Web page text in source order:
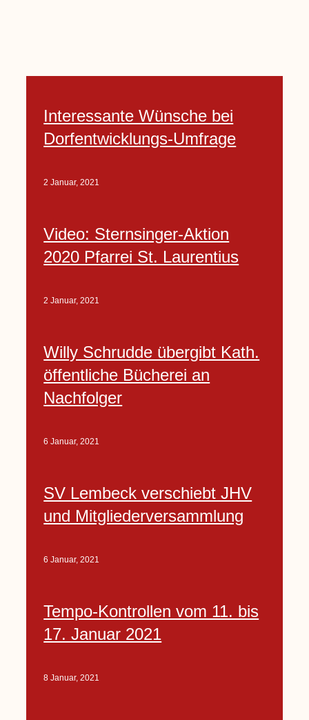
Interessante Wünsche bei
Dorfentwicklungs-Umfrage
2 Januar, 2021
Video: Sternsinger-Aktion
2020 Pfarrei St. Laurentius
2 Januar, 2021
Willy Schrudde übergibt Kath.
öffentliche Bücherei an
Nachfolger
6 Januar, 2021
SV Lembeck verschiebt JHV
und Mitgliederversammlung
6 Januar, 2021
Tempo-Kontrollen vom 11. bis
17. Januar 2021
8 Januar, 2021